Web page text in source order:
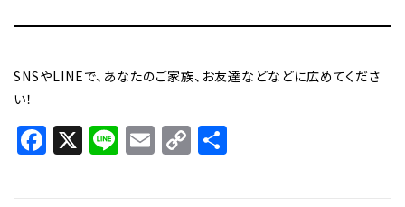
SNSやLINEで、あなたのご家族、お友達などなどに広めてくださ
い！
Facebook
X LineEmail
Copy